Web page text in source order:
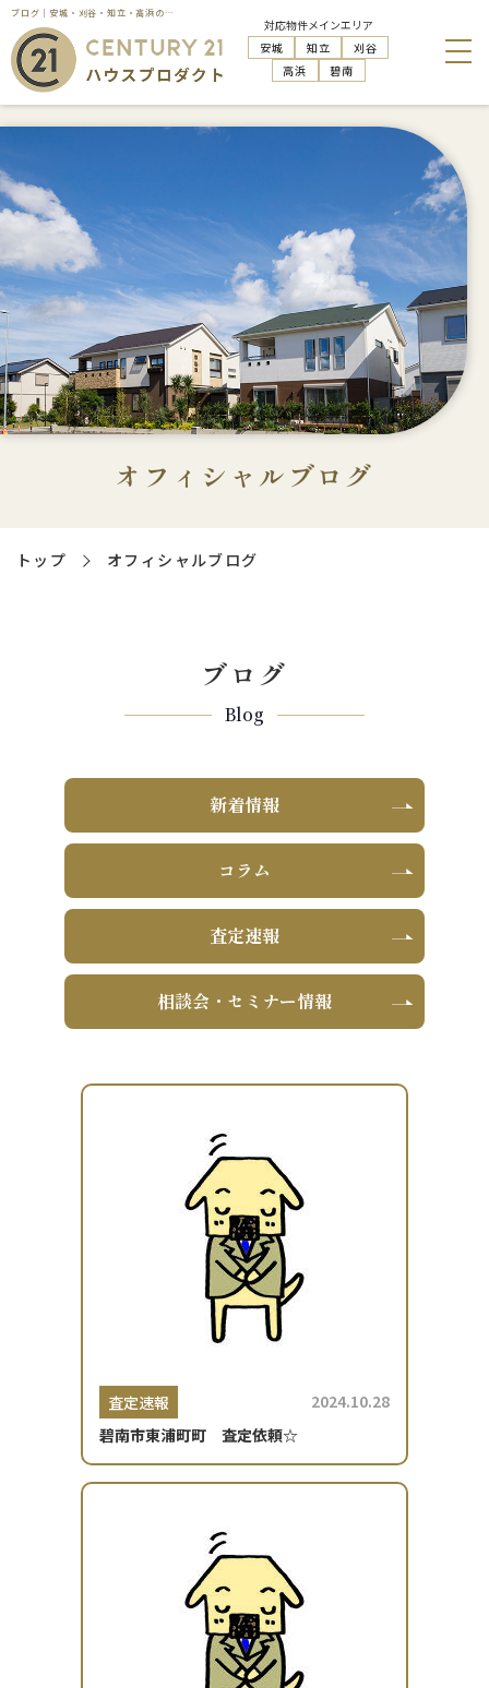
ブログ｜安城・刈谷・知立・高浜の不動産売却・購入・管理活用はハウスプロダクトへお任せください
対応物件メインエリア
安城
知立
刈谷
高浜
碧南
オフィシャルブログ
トップ オフィシャルブログ
ブログ
Blog
新着情報
コラム
査定速報
相談会・セミナー情報
査定速報
2024.10.28
碧南市東浦町町 査定依頼☆